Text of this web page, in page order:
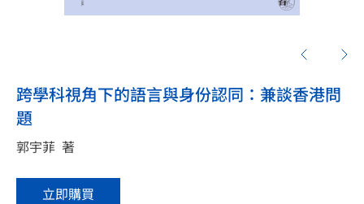
跨學科視角下的語言與身份認同：兼談香港問
題
郭宇菲 著
立即購買